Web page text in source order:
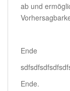
ab und
Ende
Ende.